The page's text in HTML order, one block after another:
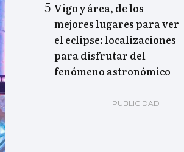
Vigo y área, de los
mejores lugares para ver
el eclipse: localizaciones
para disfrutar del
fenómeno astronómico